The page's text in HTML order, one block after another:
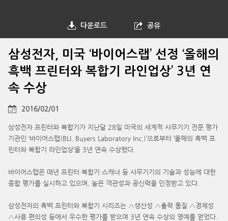
다운로드 공유
삼성전자, 미국 ‘바이어스랩’ 선정 ‘올해의
흑백 프린터와 복합기 라인업상’ 3년 연
속 수상
2016/02/01
삼성전자 프린터와 복합기가 지난달 28일 미국의 세계적 사무기기 전문 평가
기관인 ‘바이어스랩(BLI, Buyers Laboratory Inc.)’으로부터 ‘올해의 흑백 프
린터와 복합기 라인업상’을 3년 연속 수상했다.
바이어스랩은 매년 프린터·복합기·스캐너 등 사무기기의 기술과 성능에 대한
종합 평가를 실시하고 있으며, 높은 객관성과 공신력을 인정받고 있다.
삼성전자의 흑백 프린터와 복합기 시리즈는 △생산성 △출력 품질 △경제성
△사용 편의성 등에서 우수한 평가를 받으며 3년 연속 수상의 영예를 얻었다.